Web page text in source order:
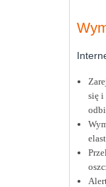
się i